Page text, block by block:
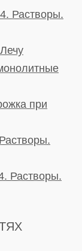
Растворы.
при
Растворы.